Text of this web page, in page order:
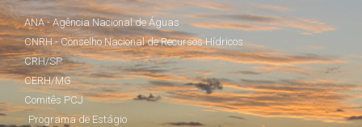
ANA - Agência Nacional de Águas
CNRH - Conselho Nacional de Recursos Hídricos
CRH/SP
CERH/MG
Comitês PCJ
Programa de Estágio